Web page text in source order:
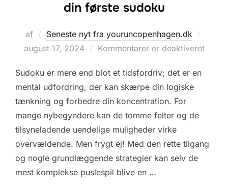
din første sudoku
af Seneste nyt fra youruncopenhagen.dk
d.
august 17, 2024 Kommentarer er deaktiveret
Sudoku er mere end blot et tidsfordriv; det er en
mental udfordring, der kan skærpe din logiske
tænkning og forbedre din koncentration. For
mange nybegyndere kan de tomme felter og de
tilsyneladende uendelige muligheder virke
overvældende. Men frygt ej! Med den rette tilgang
og nogle grundlæggende strategier kan selv de
mest komplekse puslespil blive en …